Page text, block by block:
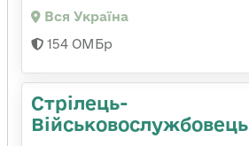
Вся Україна
154 ОМБр
Стрілець-
Військовослужбовець